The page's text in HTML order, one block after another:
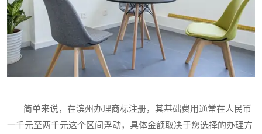
简单来说，在滨州办理商标注册，其基础费用通常在人民币
一千元至两千元这个区间浮动，具体金额取决于您选择的办理方